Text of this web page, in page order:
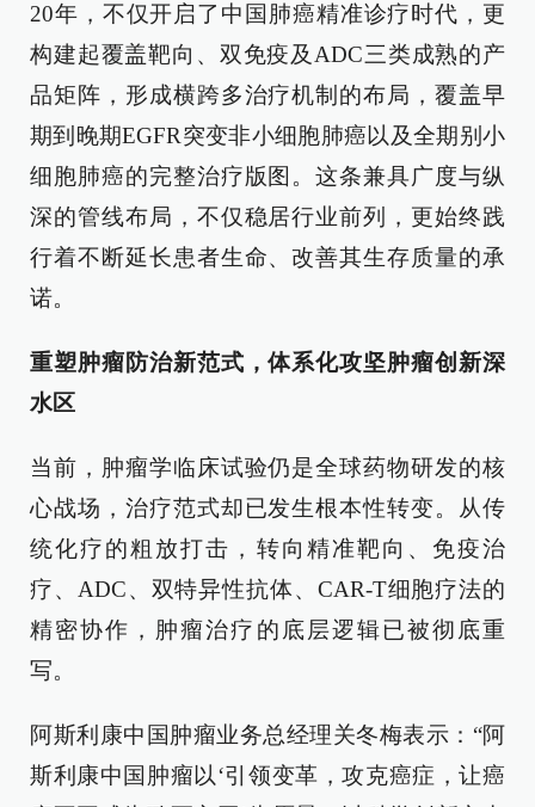
20年，不仅开启了中国肺癌精准诊疗时代，更
构建起覆盖靶向、双免疫及ADC三类成熟的产
品矩阵，形成横跨多治疗机制的布局，覆盖早
期到晚期EGFR突变非小细胞肺癌以及全期别小
细胞肺癌的完整治疗版图。这条兼具广度与纵
深的管线布局，不仅稳居行业前列，更始终践
行着不断延长患者生命、改善其生存质量的承
诺。
重塑肿瘤防治新范式，体系化攻坚肿瘤创新深
水区
当前，肿瘤学临床试验仍是全球药物研发的核
心战场，治疗范式却已发生根本性转变。从传
统化疗的粗放打击，转向精准靶向、免疫治
疗、ADC、双特异性抗体、CAR-T细胞疗法的
精密协作，肿瘤治疗的底层逻辑已被彻底重
写。
阿斯利康中国肿瘤业务总经理关冬梅表示：“阿
斯利康中国肿瘤以‘引领变革，攻克癌症，让癌